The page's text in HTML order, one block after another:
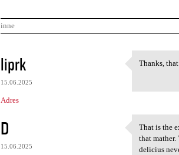
inne
K
o
m
e
n
t
liprk
15.06.2025
Adres
Thanks,
Thanks,
D
15.06.2025
That is
That is the
that
delicius